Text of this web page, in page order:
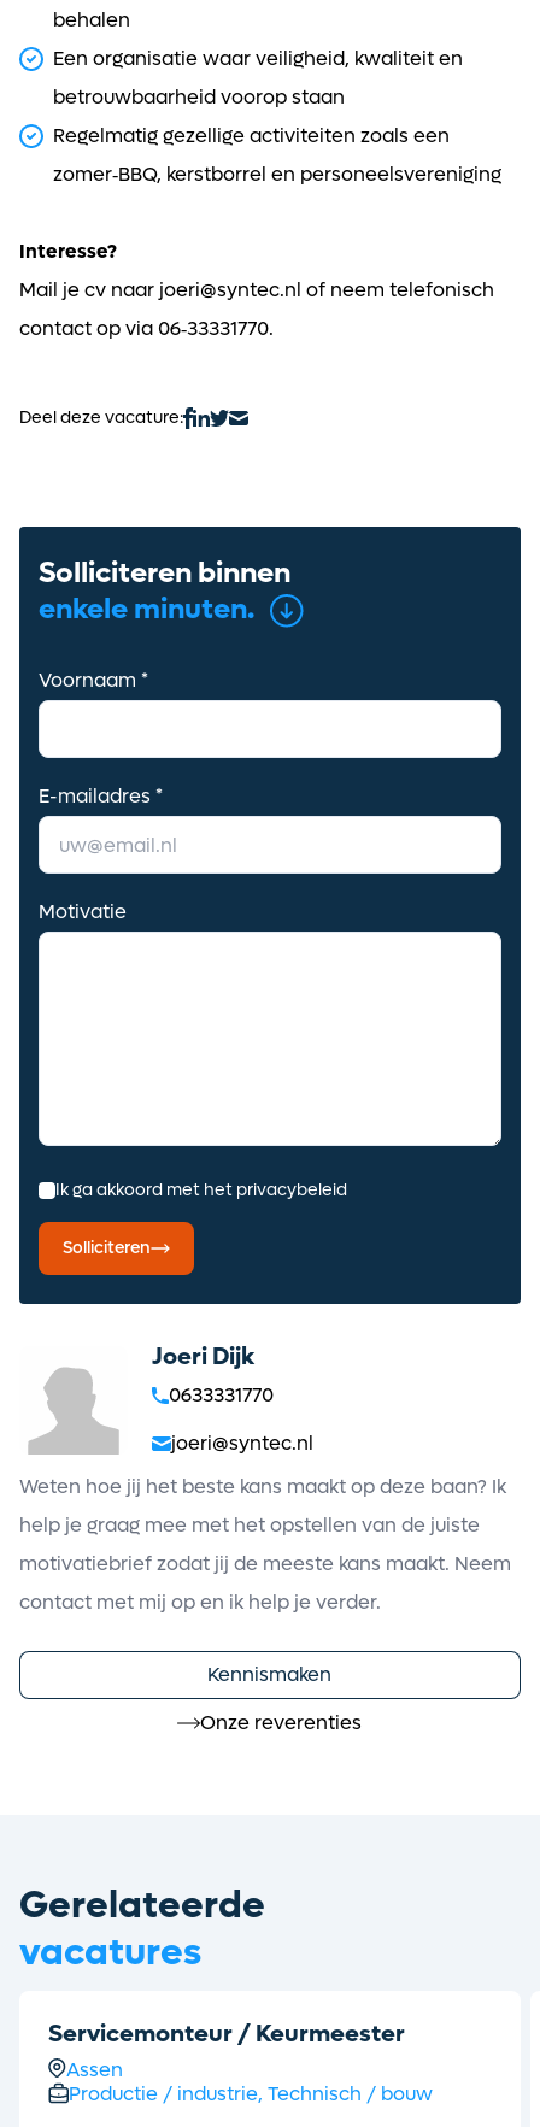
behalen
Een organisatie waar veiligheid, kwaliteit en
betrouwbaarheid voorop staan
Regelmatig gezellige activiteiten zoals een
zomer‑BBQ, kerstborrel en personeelsvereniging
Interesse?
Mail je cv naar joeri@syntec.nl of neem telefonisch
contact op via 06‑33331770.
Deel deze vacature:
Solliciteren binnen
enkele minuten.
Voornaam *
E-mailadres *
Motivatie
Ik ga akkoord met het privacybeleid
Solliciteren
Joeri Dijk
0633331770
joeri@syntec.nl
Weten hoe jij het beste kans maakt op deze baan? Ik
help je graag mee met het opstellen van de juiste
motivatiebrief zodat jij de meeste kans maakt. Neem
contact met mij op en ik help je verder.
Kennismaken
Onze reverenties
Gerelateerde
vacatures
Servicemonteur / Keurmeester
Assen
Productie / industrie, Technisch / bouw
Ontvang vacatures direct in
je mailbox
Alerts ontvangen